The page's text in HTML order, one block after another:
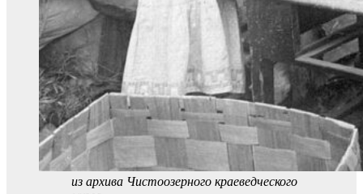
из архива Чистоозерного краеведческого